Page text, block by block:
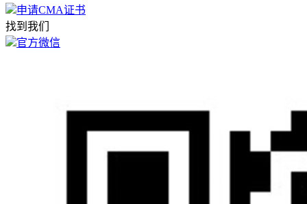
申请CMA证书
找到我们
官方微信